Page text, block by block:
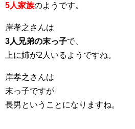
5人家族のようです。
岸孝之さんは
3人兄弟の末っ子で、
上に姉が2人いるようですね。
岸孝之さんは
末っ子ですが
長男ということになりますね。